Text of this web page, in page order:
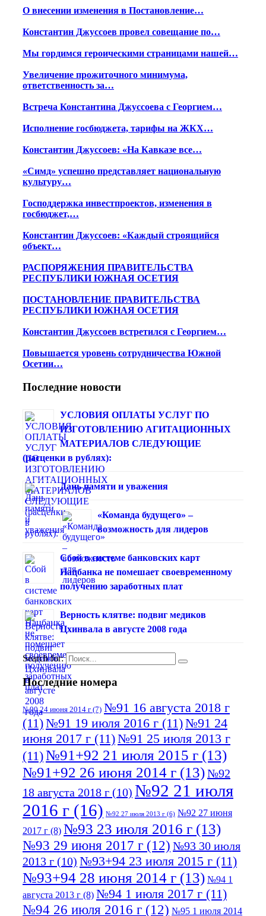
О внесении изменения в Постановление…
Константин Джуссоев провел совещание по…
Мы гордимся героическими страницами нашей…
Увеличение прожиточного минимума,
ответственность за…
Встреча Константина Джуссоева с Георгием…
Исполнение госбюджета, тарифы на ЖКХ…
Константин Джуссоев: «На Кавказе все…
«Симд» успешно представляет национальную
культуру…
Господдержка инвестпроектов, изменения в
госбюджет,…
Константин Джуссоев: «Каждый строящийся
объект…
РАСПОРЯЖЕНИЯ ПРАВИТЕЛЬСТВА
РЕСПУБЛИКИ ЮЖНАЯ ОСЕТИЯ
ПОСТАНОВЛЕНИЕ ПРАВИТЕЛЬСТВА
РЕСПУБЛИКИ ЮЖНАЯ ОСЕТИЯ
Константин Джуссоев встретился с Георгием…
Повышается уровень сотрудничества Южной
Осетии…
Последние новости
УСЛОВИЯ ОПЛАТЫ УСЛУГ ПО
ИЗГОТОВЛЕНИЮ АГИТАЦИОННЫХ
МАТЕРИАЛОВ СЛЕДУЮЩИЕ
(расценки в рублях):
Дань памяти и уважения
«Команда будущего» –
возможность для лидеров
Сбой в системе банковских карт
Нацбанка не помешает своевременному
получению заработных плат
Верность клятве: подвиг медиков
Цхинвала в августе 2008 года
Search for:
Последние номера
№90 24 июня 2014 г (7) №91 16 августа 2018 г
(11)№91 19 июля 2016 г (11)№91 24
июня 2017 г (11)№91 25 июля 2013 г
(11)№91+92 21 июля 2015 г (13)
№91+92 26 июня 2014 г (13)№92
18 августа 2018 г (10) №92 21 июля
2016 г (16) №92 27 июля 2013 г (6) №92 27 июня
2017 г (8) №93 23 июля 2016 г (13)
№93 29 июня 2017 г (12) №93 30 июля
2013 г (10) №93+94 23 июля 2015 г (11)
№93+94 28 июня 2014 г (13) №94 1
августа 2013 г (8) №94 1 июля 2017 г (11)
№94 26 июля 2016 г (12) №95 1 июля 2014